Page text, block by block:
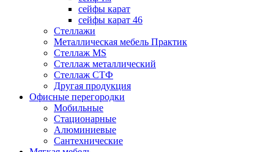
сейфы карат
сейфы карат 46
Стеллажи
Металлическая мебель Практик
Стеллаж MS
Стеллаж металлический
Стеллаж СТФ
Другая продукция
Офисные перегородки
Мобильные
Стационарные
Алюминиевые
Сантехнические